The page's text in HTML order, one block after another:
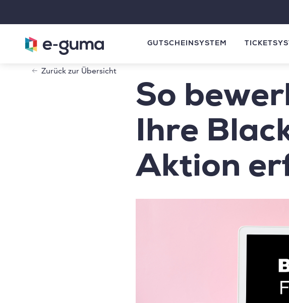
GUTSCHEINSYSTEM
Zurück zur Übersicht
So
Ihre
Aktion